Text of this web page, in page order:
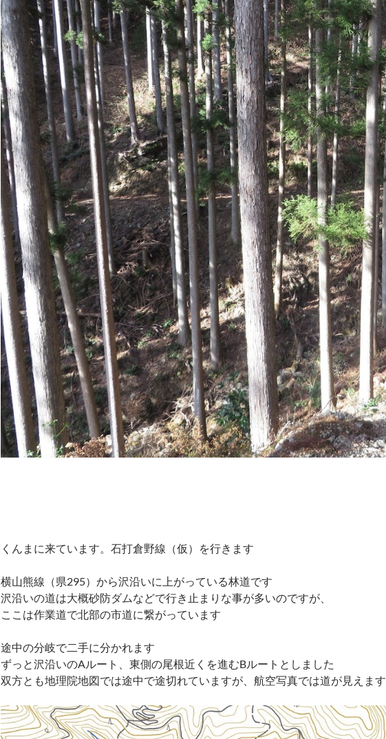
くんまに来ています。石打倉野線（仮）を行きます
横山熊線（県295）から沢沿いに上がっている林道です
沢沿いの道は大概砂防ダムなどで行き止まりな事が多いのですが、
ここは作業道で北部の市道に繋がっています
途中の分岐で二手に分かれます
ずっと沢沿いのAルート、東側の尾根近くを進むBルートとしました
双方とも地理院地図では途中で途切れていますが、航空写真では道が見えます